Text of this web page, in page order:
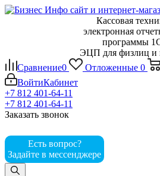
Кассовая
электронная
программы
ЭЦП для физлиц и
Сравнение0 Отложенные 0
ВойтиКабинет
+7 812 401-64-11
+7 812 401-64-11
Заказать звонок
Есть вопрос?
Задайте в мессенджере